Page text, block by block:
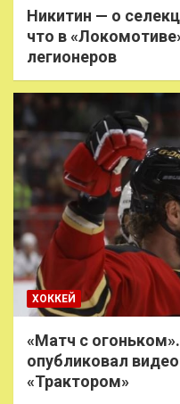
Никитин — о
что в
легионеров
ХОККЕЙ
«Матч с
опубликовал
«Трактором»